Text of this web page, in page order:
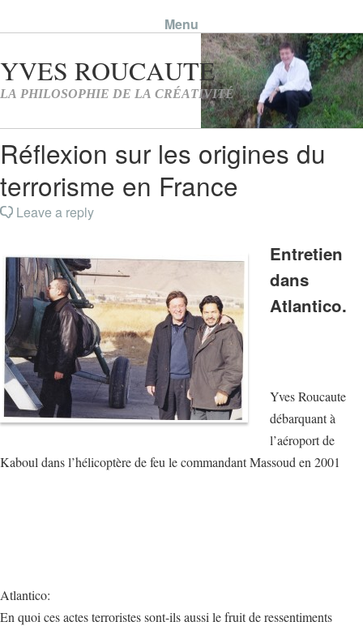
Menu
Skip to content
Réflexion sur les origines du
terrorisme en France
Leave a reply
Entretien
dans
Atlantico.
Yves Roucaute
débarquant à
l’aéroport de
Kaboul dans l’hélicoptère de feu le commandant Massoud en 2001
Atlantico:
En quoi ces actes terroristes sont-ils aussi le fruit de ressentiments